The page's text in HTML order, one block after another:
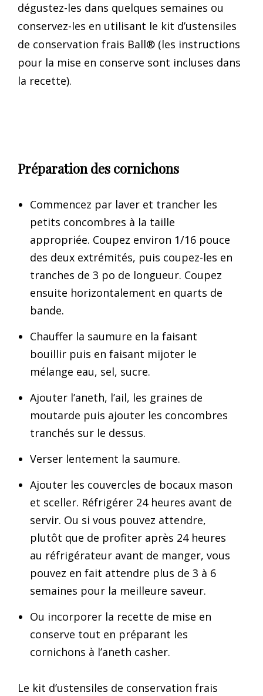
dégustez-les dans quelques semaines ou
conservez-les en utilisant le kit d’ustensiles
de conservation frais Ball® (les instructions
pour la mise en conserve sont incluses dans
la recette).
Préparation des cornichons
Commencez par laver et trancher les
petits concombres à la taille
appropriée. Coupez environ 1/16 pouce
des deux extrémités, puis coupez-les en
tranches de 3 po de longueur. Coupez
ensuite horizontalement en quarts de
bande.
Chauffer la saumure en la faisant
bouillir puis en faisant mijoter le
mélange eau, sel, sucre.
Ajouter l’aneth, l’ail, les graines de
moutarde puis ajouter les concombres
tranchés sur le dessus.
Verser lentement la saumure.
Ajouter les couvercles de bocaux mason
et sceller. Réfrigérer 24 heures avant de
servir. Ou si vous pouvez attendre,
plutôt que de profiter après 24 heures
au réfrigérateur avant de manger, vous
pouvez en fait attendre plus de 3 à 6
semaines pour la meilleure saveur.
Ou incorporer la recette de mise en
conserve tout en préparant les
cornichons à l’aneth casher.
Le kit d’ustensiles de conservation frais